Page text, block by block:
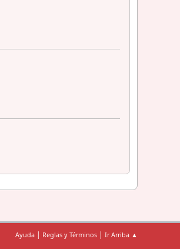
Ayuda | Reglas y Términos | Ir Arriba ▲